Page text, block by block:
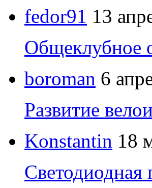
fedor91 13
Общеклубное
boroman 6
Развитие
Konstantin 18
Светодиодная